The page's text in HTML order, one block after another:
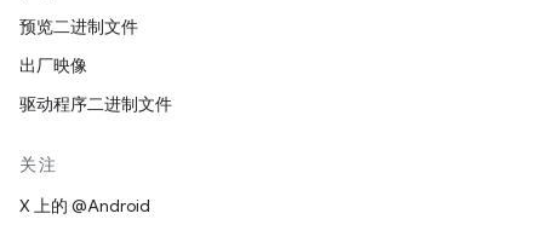
预览二进制文件
出厂映像
驱动程序二进制文件
关注
X 上的 @Android